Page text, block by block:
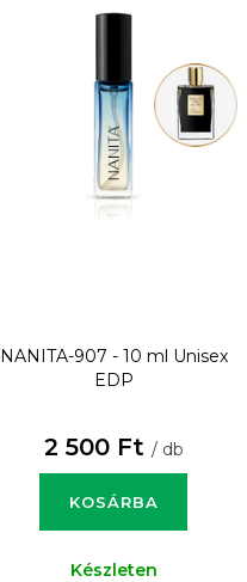
NANITA-907 - 10 ml Unisex
EDP
2 500 Ft / db
KOSÁRBA
Készleten